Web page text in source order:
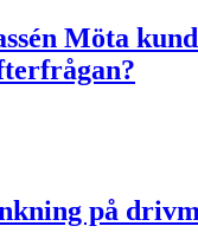
Möta
på